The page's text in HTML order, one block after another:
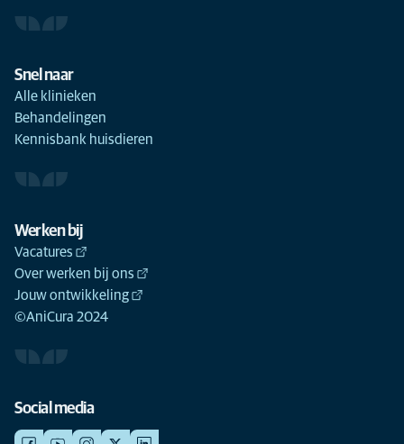
Snel naar
Alle klinieken
Behandelingen
Kennisbank huisdieren
Werken bij
Vacatures
Over werken bij ons
Jouw ontwikkeling
©AniCura 2024
Social media